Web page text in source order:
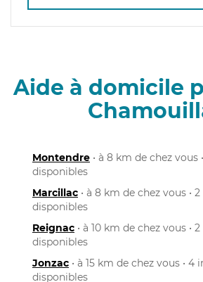
Aide à domicile
Montendre • à 8 km de chez
disponibles
Marcillac • à 8 km de chez vous •
disponibles
Reignac • à 10 km de chez vous •
disponibles
Jonzac • à 15 km de chez vous • 4
disponibles